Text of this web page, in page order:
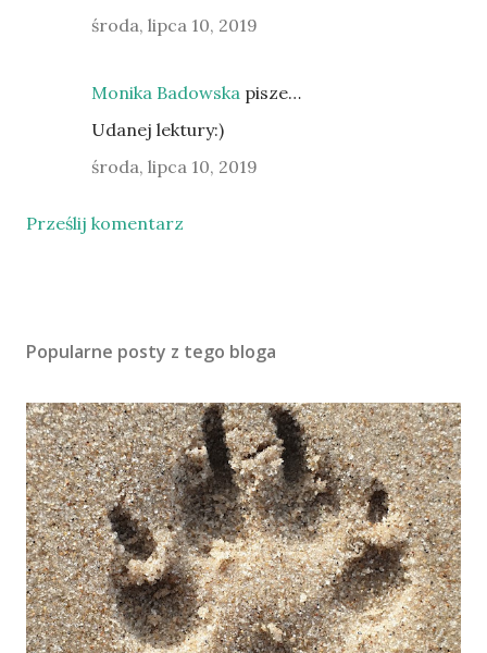
środa, lipca 10, 2019
Monika Badowska pisze…
Udanej lektury:)
środa, lipca 10, 2019
Prześlij komentarz
Popularne posty z tego bloga